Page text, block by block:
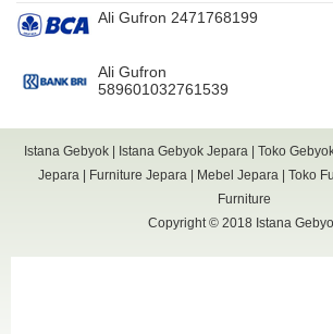
Ali Gufron 2471768199
Ali Gufron
589601032761539
Istana Gebyok| Istana Gebyok Jepara Toko
Jepara
Furniture Jepara Mebel Jepara Toko
Furniture
Copyright © 2018 Istana